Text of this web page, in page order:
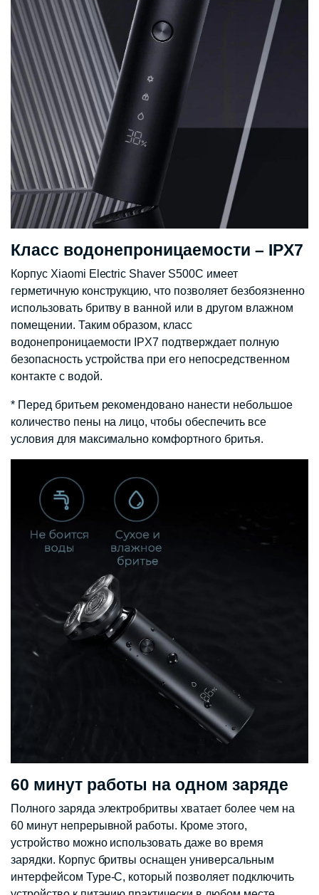
Класс водонепроницаемости – IPX7
Корпус Xiaomi Electric Shaver S500C имеет
герметичную конструкцию, что позволяет безбоязненно
использовать бритву в ванной или в другом влажном
помещении. Таким образом, класс
водонепроницаемости IPX7 подтверждает полную
безопасность устройства при его непосредственном
контакте с водой.
* Перед бритьем рекомендовано нанести небольшое
количество пены на лицо, чтобы обеспечить все
условия для максимально комфортного бритья.
60 минут работы на одном заряде
Полного заряда электробритвы хватает более чем на
60 минут непрерывной работы. Кроме этого,
устройство можно использовать даже во время
зарядки. Корпус бритвы оснащен универсальным
интерфейсом Type-C, который позволяет подключить